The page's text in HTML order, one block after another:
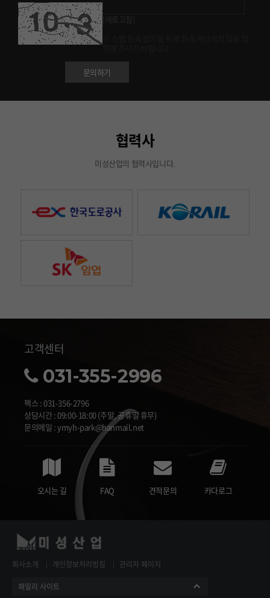
[새로고침]
문의하기
협력사
미성산업의 협력사입니다.
고객센터
031-355-2996
팩스 : 031-356-2796
상담시간 : 09:00-18:00 (주말, 공휴일 휴무)
문의메일 : ymyh-park@hanmail.net
오시는 길 FAQ 견적문의 카다로그
회사소개 개인정보처리방침 관리자 페이지
패밀리 사이트